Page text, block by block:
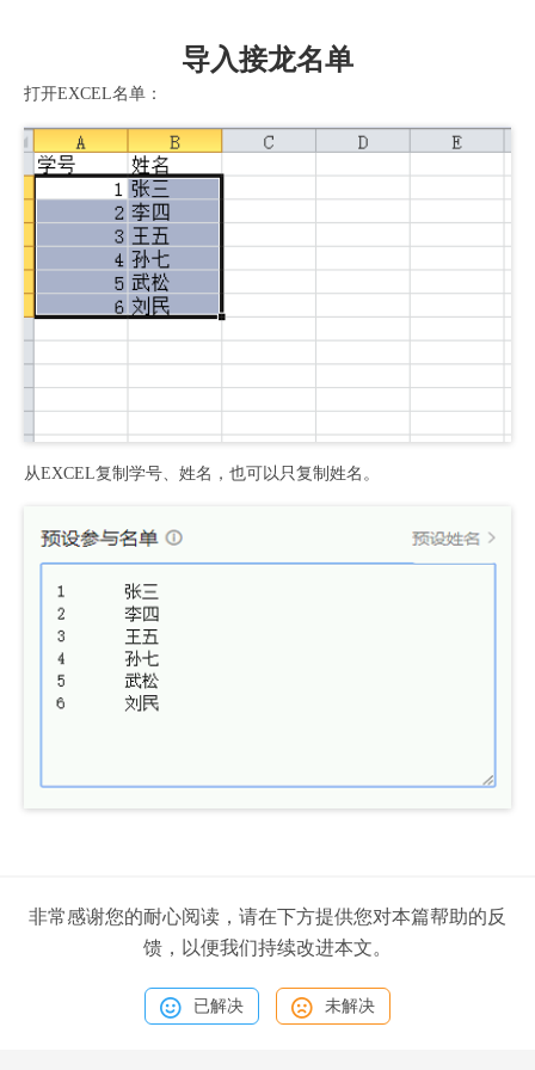
导入接龙名单
打开EXCEL名单：
从EXCEL复制学号、姓名，也可以只复制姓名。
非常感谢您的耐心阅读，请在下方提供您对本篇帮助的反
馈，以便我们持续改进本文。
已解决 未解决